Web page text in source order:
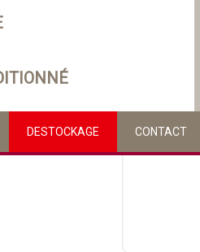
DESTOCKAGE CONTACT